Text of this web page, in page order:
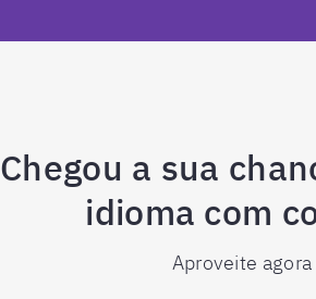
Chegou a sua
idioma com
Aproveite